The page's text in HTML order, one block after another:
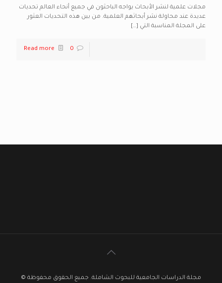
مجلات علمية لنشر الأبحاث يواجه الباحثون في جميع أنحاء العالم تحديات
عديدة عند محاولة نشر أبحاثهم العلمية. من بين هذه التحديات العثور
على المجلة المناسبة التي […]
0
Read more
مجلة الدراسات الجامعية للبحوث الشاملة. جميع الحقوق محفوظة ©